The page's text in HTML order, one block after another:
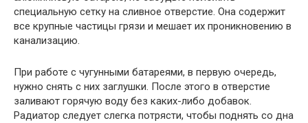
специальную сетку на сливное отверстие. Она содержит
все крупные частицы грязи и мешает их проникновению в
канализацию.
При работе с чугунными батареями, в первую очередь,
нужно снять с них заглушки. После этого в отверстие
заливают горячую воду без каких-либо добавок.
Радиатор следует слегка потрясти, чтобы поднять со дна